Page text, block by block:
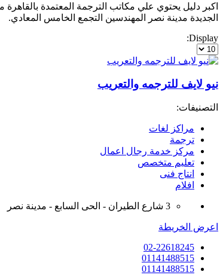
اكبر دليل يحتوي علي مكاتب الترجمة المعتمدة
الجديدة مدينة نصر المهندسين التجمع الخامس المعادي.
Display:
نيو لايف للترجمه والتعريب
التصنيفات:
مراكز لغات
ترجمة
مركز خدمة رجال اعمال
تعليم متخصص
انتاج فنى
افلام
3 شارع الطيران - الحى السابع - مدينة نصر
اعرض الخريطة
02-22618245
01141488515
01141488515